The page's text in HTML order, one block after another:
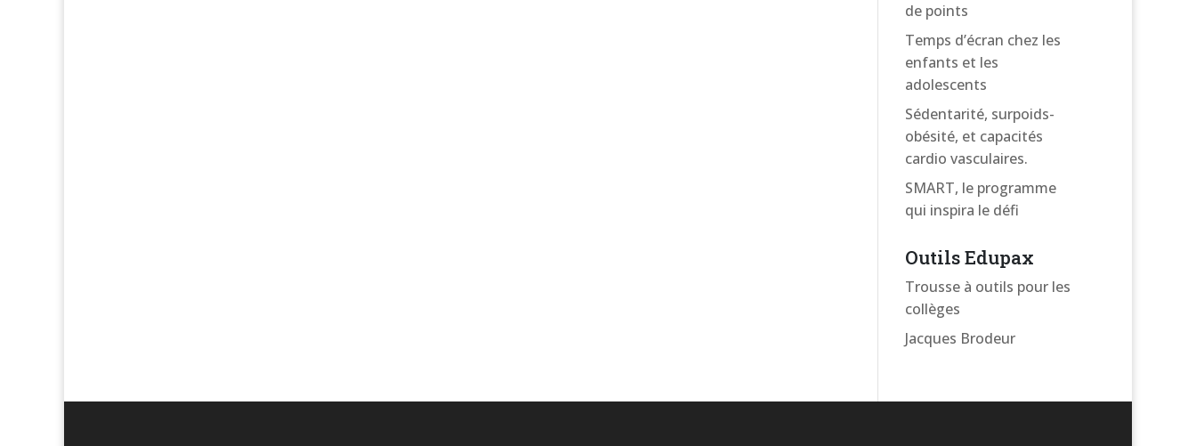
de points
Temps d’écran chez les
enfants et les
adolescents
Sédentarité, surpoids-
obésité, et capacités
cardio vasculaires.
SMART, le programme
qui inspira le défi
Outils Edupax
Trousse à outils pour les
collèges
Jacques Brodeur